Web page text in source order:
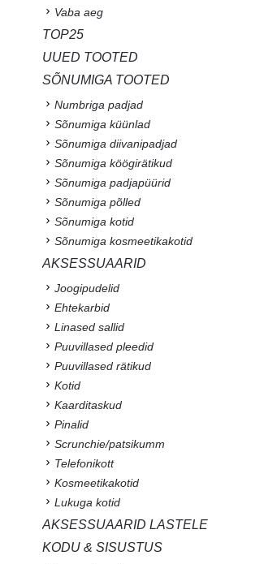
Vaba aeg
TOP25
UUED TOOTED
SÕNUMIGA TOOTED
Numbriga padjad
Sõnumiga küünlad
Sõnumiga diivanipadjad
Sõnumiga köögirätikud
Sõnumiga padjapüürid
Sõnumiga põlled
Sõnumiga kotid
Sõnumiga kosmeetikakotid
AKSESSUAARID
Joogipudelid
Ehtekarbid
Linased sallid
Puuvillased pleedid
Puuvillased rätikud
Kotid
Kaarditaskud
Pinalid
Scrunchie/patsikumm
Telefonikott
Kosmeetikakotid
Lukuga kotid
AKSESSUAARID LASTELE
KODU & SISUSTUS